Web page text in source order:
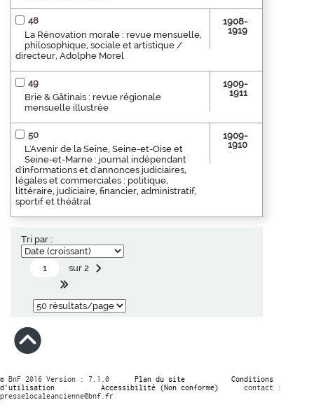
48
La Rénovation morale : revue mensuelle,
philosophique, sociale et artistique /
directeur, Adolphe Morel
1908-
1919
49
Brie & Gâtinais : revue régionale
mensuelle illustrée
1909-
1911
50
L'Avenir de la Seine, Seine-et-Oise et
Seine-et-Marne : journal indépendant
d'informations et d'annonces judiciaires,
légales et commerciales : politique,
littéraire, judiciaire, financier, administratif,
sportif et théâtral
1909-
1910
Tri par :
sur 2
© BnF 2016 Version : 7.1.0 Plan du site
Conditions
d’utilisation
Accessibilité (Non conforme)
contact :
presselocaleancienne@bnf.fr